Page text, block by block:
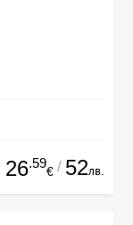
26.59
€ / 52лв.